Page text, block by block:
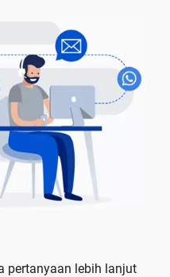
pertanyaan lebih lanjut